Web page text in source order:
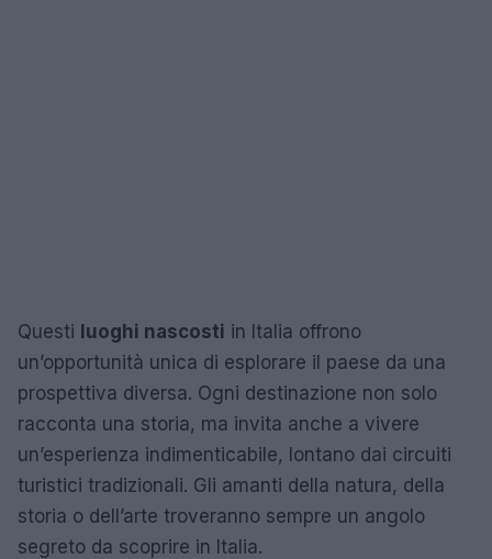
Questi luoghi nascosti in Italia offrono
un’opportunità unica di esplorare il paese da una
prospettiva diversa. Ogni destinazione non solo
racconta una storia, ma invita anche a vivere
un’esperienza indimenticabile, lontano dai circuiti
turistici tradizionali. Gli amanti della natura, della
storia o dell’arte troveranno sempre un angolo
segreto da scoprire in Italia.